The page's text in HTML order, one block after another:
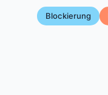
Blockierung